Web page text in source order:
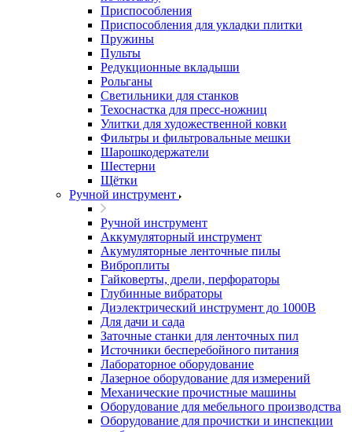
Приспособления
Приспособления для укладки плитки
Пружины
Пульты
Редукционные вкладыши
Рольганы
Светильники для станков
Техоснастка для пресс-ножниц
Улитки для художественной ковки
Фильтры и фильтровальные мешки
Шарошкодержатели
Шестерни
Щётки
Ручной инструмент
Ручной инструмент
Аккумуляторный инструмент
Акумуляторные ленточные пилы
Виброплиты
Гайковерты, дрели, перфораторы
Глубинные вибраторы
Диэлектрический инструмент до 1000В
Для дачи и сада
Заточные станки для ленточных пил
Источники бесперебойного питания
Лабораторное оборудование
Лазерное оборудование для измерений
Механические прочистные машины
Оборудование для мебельного производства
Оборудование для прочистки и инспекции